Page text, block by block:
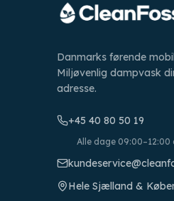
Danmarks førende
Miljøvenlig dampvask
adresse.
+45 40 80 50 19
Alle dage 09:00–12:00
Hele Sjælland &